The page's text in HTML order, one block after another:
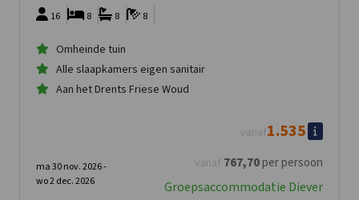
16 8 8
8
Omheinde tuin
Alle slaapkamers eigen sanitair
Aan het Drents Friese Woud
vanaf 767,70per persoon
vanaf1.535
ma 30 nov. 2026 -
wo 2 dec. 2026
Groepsaccommodatie Diever